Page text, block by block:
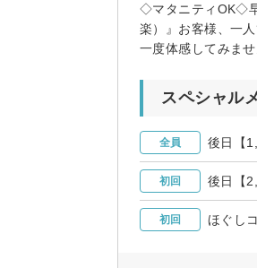
◇マタニティOK◇
楽）』お客様、一
一度体感してみませ
スペシャル
全員 後日【
初回
初回 ほぐし